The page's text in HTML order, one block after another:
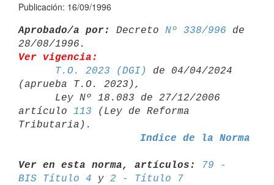
Publicación: 16/09/1996
Aprobado/a por: Decreto Nº 338/996 de
Ver vigencia:
T.O. 2023 (DGI)
de 04/04/2024
(aprueba T.O. 2023),
artículo 113 (Ley de Reforma
Indice de la Norma
Ver en esta norma, artículos:
79 -
BIS Título 4 y 2 - Título 7